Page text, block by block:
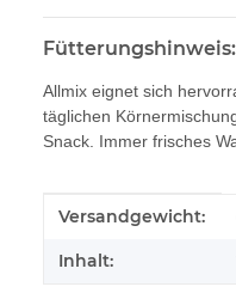
Fütterungshinweis:
Allmix eignet sich
täglichen
Snack. Immer frisches
Produkteigenschaft
Wert
Versandgewicht:
Inhalt: